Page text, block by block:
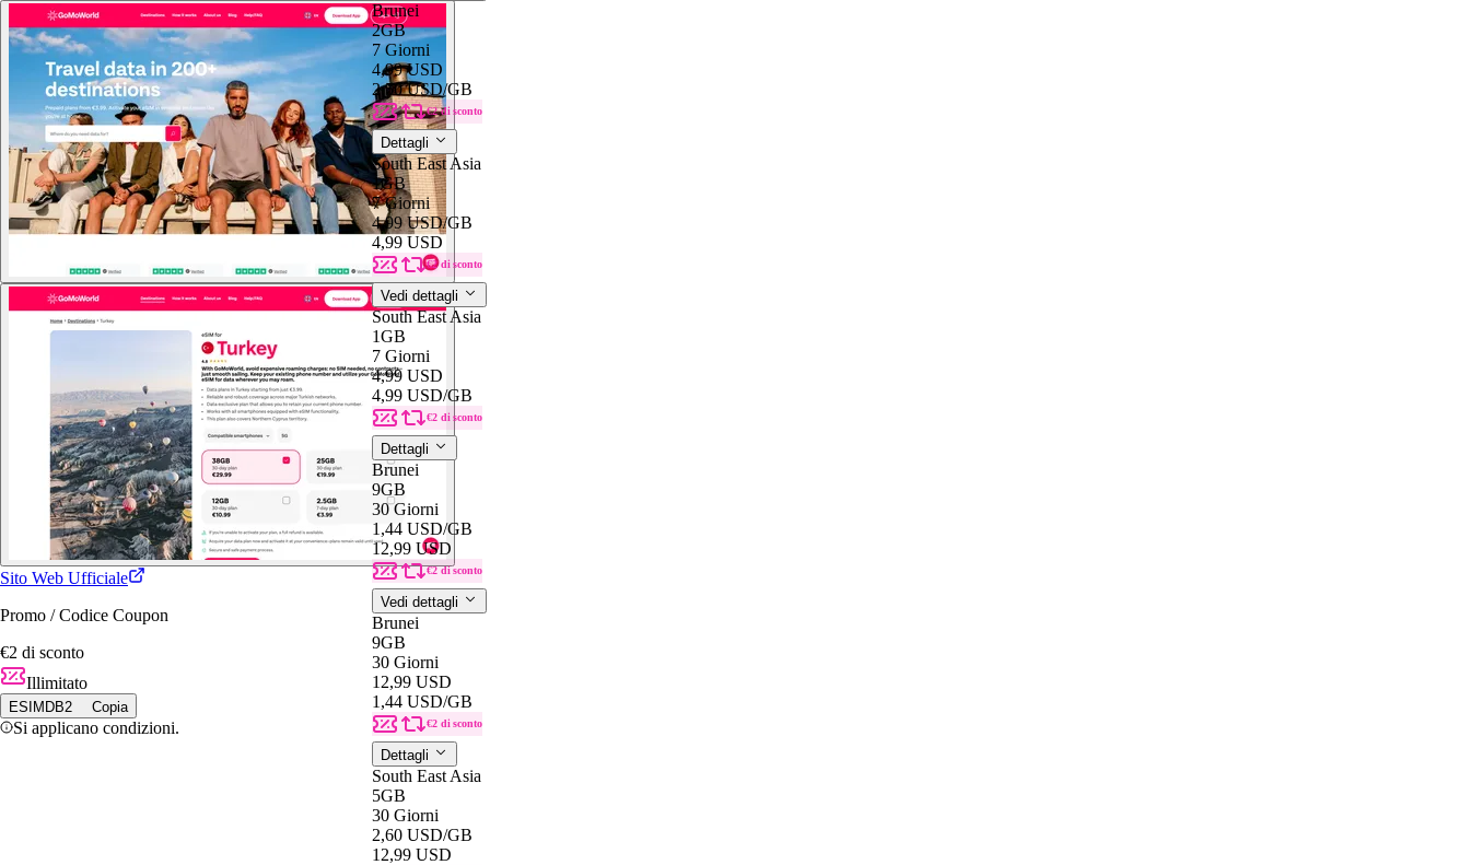
Sito Web Ufficiale
Promo / Codice Coupon
€2 di sconto
Illimitato
ESIMDB2 Copia
Si applicano condizioni.
Brunei
2GB
7 Giorni
4,99 USD
2,50 USD/GB
€2 di sconto
Dettagli
South East Asia
1GB
7 Giorni
4,99 USD/GB
4,99 USD
€2 di sconto
Vedi dettagli
South East Asia
1GB
7 Giorni
4,99 USD
4,99 USD/GB
€2 di sconto
Dettagli
Brunei
9GB
30 Giorni
1,44 USD/GB
12,99 USD
€2 di sconto
Vedi dettagli
Brunei
9GB
30 Giorni
12,99 USD
1,44 USD/GB
€2 di sconto
Dettagli
South East Asia
5GB
30 Giorni
2,60 USD/GB
12,99 USD